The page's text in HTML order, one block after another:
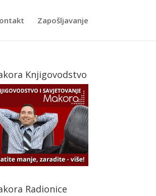
Zapošljavanje
Knjigovodstvo
Radionice